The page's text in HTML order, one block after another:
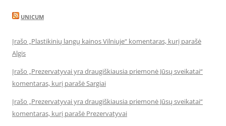
UNICUM
Įrašo „Plastikinių langų kainos Vilniuje“ komentaras, kurį parašė
Algis
Įrašo „Prezervatyvai yra draugiškiausia priemonė Jūsų sveikatai“
komentaras, kurį parašė Sargiai
Įrašo „Prezervatyvai yra draugiškiausia priemonė Jūsų sveikatai“
komentaras, kurį parašė Prezervatyvai